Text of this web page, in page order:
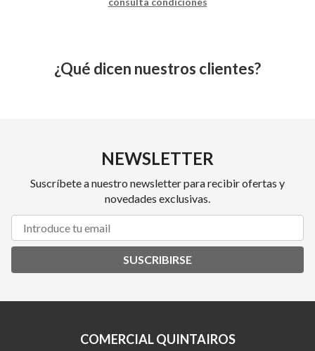
¿Qué dicen nuestros clientes?
NEWSLETTER
Suscríbete a nuestro newsletter para recibir ofertas y
novedades exclusivas.
SUSCRIBIRSE
COMERCIAL QUINTAIROS